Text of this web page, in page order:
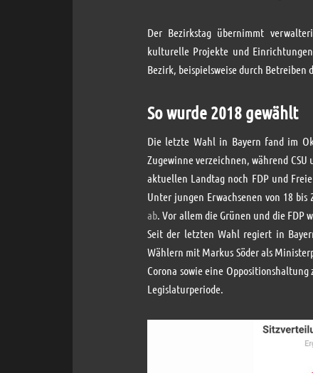
Der Bezirkstag übernimmt
kulturelle Projekte und
Bezirk, beispielsweise durch
So wurde 2018 gewählt
Die letzte Wahl in Bayern fand im
Zugewinne verzeichnen, während
aktuellen Landtag noch FDP und
Unter jungen Erwachsenen von 18 bis
ab . Vor allem die Grünen und die
Seit der letzten Wahl regiert in
Wählern mit Markus Söder als
Corona sowie eine
Legislaturperiode.